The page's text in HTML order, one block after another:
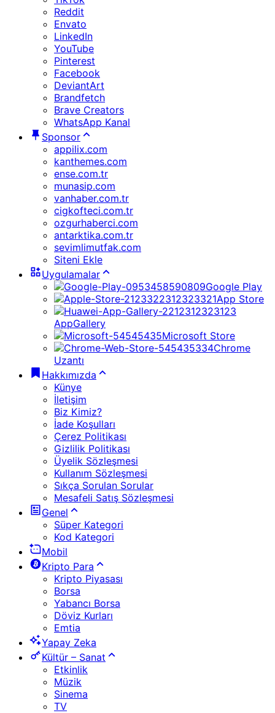
Reddit
Envato
LinkedIn
YouTube
Pinterest
Facebook
DeviantArt
Brandfetch
Brave Creators
WhatsApp Kanal
Sponsor
appilix.com
kanthemes.com
ense.com.tr
munasip.com
vanhaber.com.tr
cigkofteci.com.tr
ozgurhaberci.com
antarktika.com.tr
sevimlimutfak.com
Siteni Ekle
Uygulamalar
Google Play
App Store
AppGallery
Microsoft Store
Chrome
Uzantı
Hakkımızda
Künye
İletişim
Biz Kimiz?
İade Koşulları
Çerez Politikası
Gizlilik Politikası
Üyelik Sözleşmesi
Kullanım Sözleşmesi
Sıkça Sorulan Sorular
Mesafeli Satış Sözleşmesi
Genel
Süper Kategori
Kod Kategori
Mobil
Kripto Para
Kripto Piyasası
Borsa
Yabancı Borsa
Döviz Kurları
Emtia
Yapay Zeka
Kültür – Sanat
Etkinlik
Müzik
Sinema
TV